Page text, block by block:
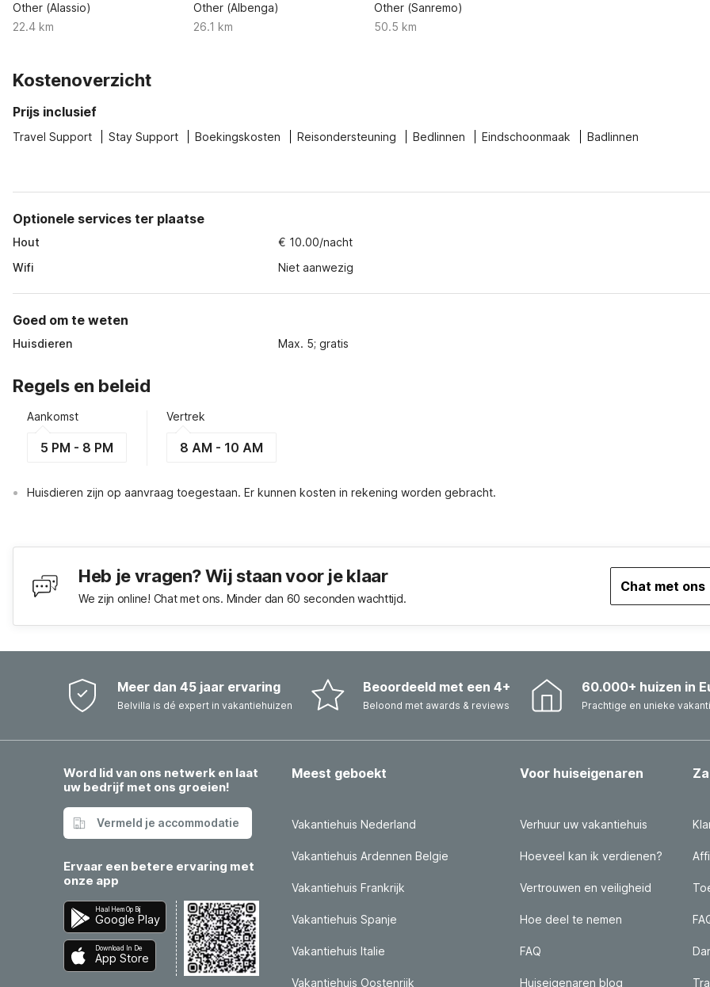
Other (Alassio)
22.4 km
Other (Albenga)
26.1 km
Other (Sanremo)
50.5 km
Kostenoverzicht
Prijs inclusief
Travel Support Stay Support Boekingskosten Reisondersteuning Bedlinnen Eindschoonmaak Badlinnen
Optionele services ter plaatse
Hout
€ 10.00/nacht
Wifi
Niet aanwezig
Goed om te weten
Huisdieren Max. 5; gratis
Regels en beleid
Aankomst
5 PM - 8 PM
Vertrek
8 AM - 10 AM
Huisdieren zijn op aanvraag toegestaan. Er kunnen kosten in rekening worden gebracht.
Heb je vragen? Wij staan voor je klaar
We zijn online! Chat met ons. Minder dan 60 seconden wachttijd.
Chat met ons
Meer dan 45 jaar ervaring
Belvilla is dé expert in vakantiehuizen
Beoordeeld met een 4+
Beloond met awards & reviews
60.000+ huizen in
Prachtige en unieke
Word lid van ons netwerk en laat
uw bedrijf met ons groeien!
Vermeld je accommodatie
Ervaar een betere ervaring met
onze app
Haal Hem Op Bij
Google Play
Download In De
App Store
Meest geboekt
Vakantiehuis Nederland
Vakantiehuis Ardennen Belgie
Vakantiehuis Frankrijk
Vakantiehuis Spanje
Vakantiehuis Italie
Vakantiehuis Oostenrijk
Voor huiseigenaren
Verhuur uw vakantiehuis
Hoeveel kan ik verdienen?
Vertrouwen en veiligheid
Hoe deel te nemen
FAQ
Huiseigenaren blog